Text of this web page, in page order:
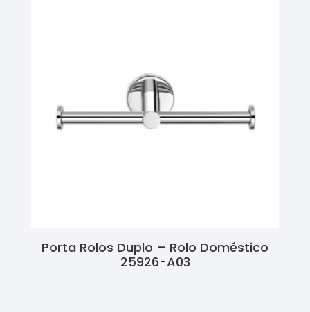
Porta Rolos Duplo – Rolo Doméstico
25926-A03